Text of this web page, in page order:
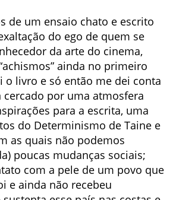
de um ensaio chato e escrito
do ego de quem se
da arte do cinema,
ainda no primeiro
o livro e só então me dei conta
cercado por uma atmosfera
para a escrita, uma
do Determinismo de Taine e
as quais não podemos
poucas mudanças sociais;
com a pele de um povo que
e ainda não recebeu